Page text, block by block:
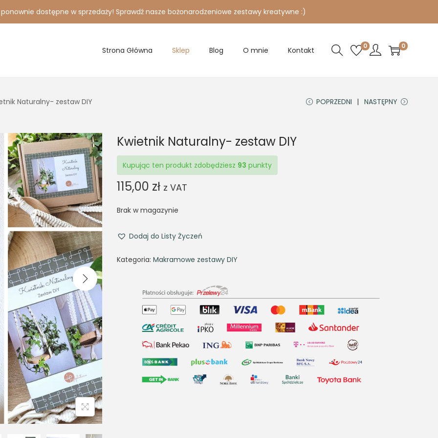
dostępne w sprzedaży! Sprawdź nasze bożonarodzeniowe zestawy kreatywne :)
Strona Główna Sklep Blog O mnie Kontakt 0 0
Naturalny- zestaw DIY POPRZEDNI NASTĘPNY
Kwietnik Naturalny- zestaw DIY
Kupując ten produkt zdobędziesz 93 punkty
115,00 zł z VAT
Brak w magazynie
Dodaj do Listy Życzeń
Kategoria: Makramowe zestawy DIY